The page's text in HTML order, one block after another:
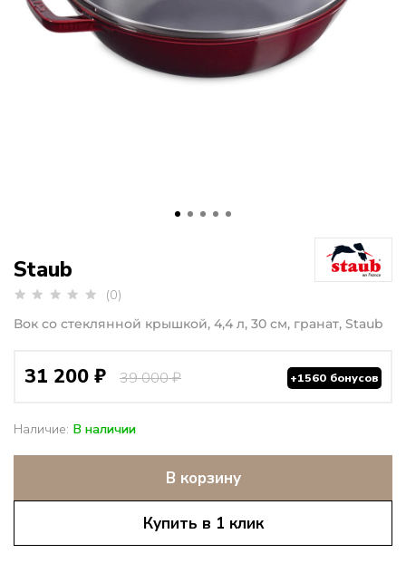
(0)
Наличие: В наличии
Staub
Вок со стеклянной крышкой, 4,4 л, 30 см, гранат, Staub
31 200 ₽ 39 000 ₽ +1560 бонусов
В корзину
Купить в 1 клик